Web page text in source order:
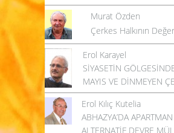
Murat Özden
Çerkes Halkının
Erol Karayel
SİYASETİN
MAYIS VE DİNMEYEN
Erol Kılıç Kutelia
ABHAZYA’DA
ALTERNATİF DEVRE